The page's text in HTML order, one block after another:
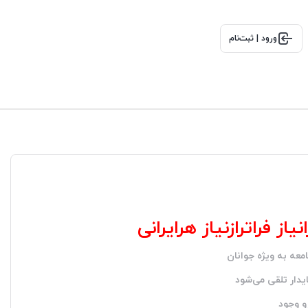
ورود | ثبت‌نام
فراترازنیاز هرایرانی
به ويژه جوانان
تلقی می‌شود
وجود